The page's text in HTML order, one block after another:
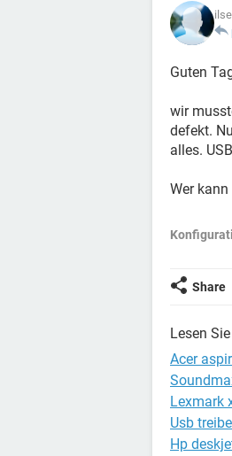
Guten
wir
defekt.
alles.
Wer
Share
Lesen
Acer
Lexmark
Usb
Hp